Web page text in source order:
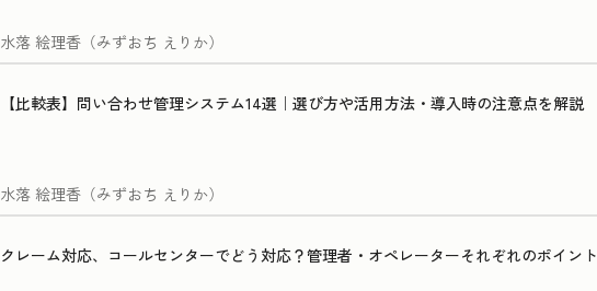
水落 絵理香（みずおち えりか）
【比較表】問い合わせ管理システム14選｜選び方や活用方法・導入時の注意点を解説
水落 絵理香（みずおち えりか）
クレーム対応、コールセンターでどう対応？管理者・オペレーターそれぞれのポイント